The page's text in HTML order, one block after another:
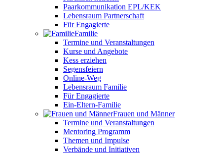
Paarkommunikation EPL/KEK
Lebensraum Partnerschaft
Für Engagierte
Familie
Termine und Veranstaltungen
Kurse und Angebote
Kess erziehen
Segensfeiern
Online-Weg
Lebensraum Familie
Für Engagierte
Ein-Eltern-Familie
Frauen und Männer
Termine und Veranstaltungen
Mentoring Programm
Themen und Impulse
Verbände und Initiativen